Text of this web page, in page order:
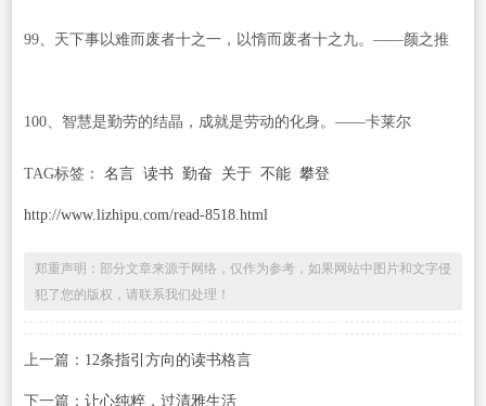
99、天下事以难而废者十之一，以惰而废者十之九。——颜之推
100、智慧是勤劳的结晶，成就是劳动的化身。——卡莱尔
TAG标签： 名言 读书 勤奋 关于 不能 攀登
http://www.lizhipu.com/read-8518.html
郑重声明：部分文章来源于网络，仅作为参考，如果网站中图片和文字侵
犯了您的版权，请联系我们处理！
上一篇： 12条指引方向的读书格言
下一篇： 让心纯粹，过清雅生活